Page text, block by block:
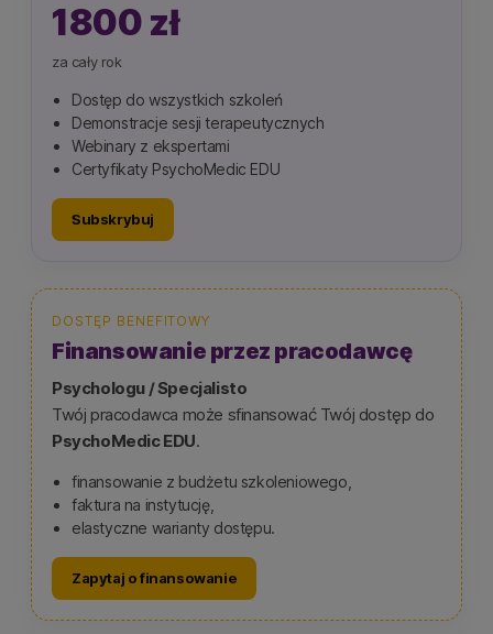
1800 zł
za cały rok
Dostęp do wszystkich szkoleń
Demonstracje sesji terapeutycznych
Webinary z ekspertami
Certyfikaty PsychoMedic EDU
Subskrybuj
DOSTĘP BENEFITOWY
Finansowanie przez pracodawcę
Psychologu / Specjalisto
Twój pracodawca może sfinansować Twój dostęp do
PsychoMedic EDU.
finansowanie z budżetu szkoleniowego,
faktura na instytucję,
elastyczne warianty dostępu.
Zapytaj o finansowanie